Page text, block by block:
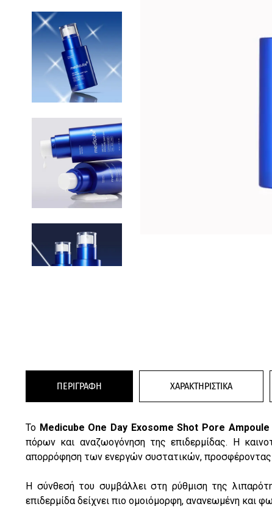
ΠΕΡΙΓΡΑΦΗ ΧΑΡΑΚΤΗΡΙΣΤΙΚΑ
Το Medicube One Day Exosome Shot Pore Ampoule
πόρων και αναζωογόνηση της επιδερμίδας. Η
απορρόφηση των ενεργών συστατικών, προσφέροντας
Η σύνθεσή του συμβάλλει στη ρύθμιση της
επιδερμίδα δείχνει πιο ομοιόμορφη, ανανεωμένη και